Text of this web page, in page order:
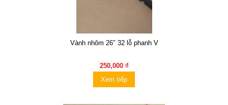
Vành nhôm 26″ 32 lỗ phanh V
250,000 ₫
Xem tiếp